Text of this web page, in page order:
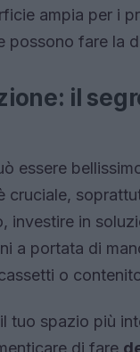
ampia per i
possono fare la
il
essere
cruciale,
investire in
a portata di
o
tuo spazio più